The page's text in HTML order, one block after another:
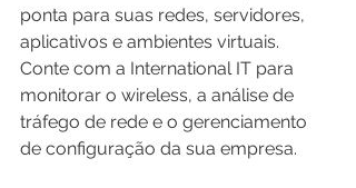
ponta para suas redes, servidores,
aplicativos e ambientes virtuais.
Conte com a International IT para
monitorar o wireless, a análise de
tráfego de rede e o gerenciamento
de configuração da sua empresa.